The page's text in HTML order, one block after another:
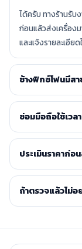
ได้ครับ ทางร้านรับ
ก่อนแล้วส่งเครื่อง
และแจ้งรายละเอีย
ช้างฟิกซ์โฟนมีสา
ซ่อมมือถือใช้เวล
ประเมินราคาก่อ
ถ้าตรวจแล้วไม่อ